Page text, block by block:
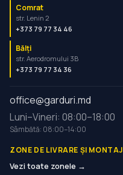
Comrat
str. Lenin 2
+373 79 77 34 46
Bălți
str. Aerodromului 3B
+373 79 77 34 36
office@garduri.md
Luni–Vineri: 08:00–18:00
Sâmbătă: 08:00–14:00
ZONE DE LIVRARE ȘI MONTAJ
Vezi toate zonele →